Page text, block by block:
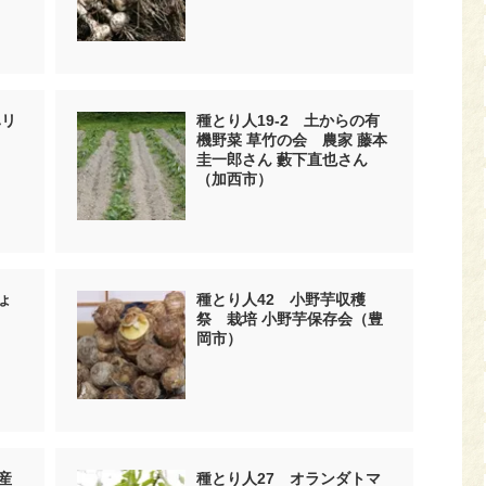
種とり人19-2 土からの有
機野菜 草竹の会 農家 藤本
圭一郎さん 藪下直也さん
（加西市）
種とり人42 小野芋収穫
祭 栽培 小野芋保存会（豊
岡市）
種とり人27 オランダトマ